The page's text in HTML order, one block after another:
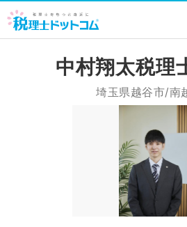
中村翔太税理
埼玉県越谷市/南